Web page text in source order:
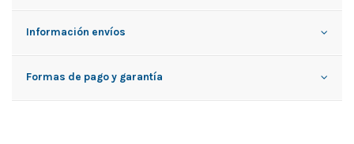
Información envíos
Formas de pago y garantía